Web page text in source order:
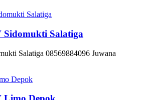
Sidomukti Salatiga
Salatiga 08569884096 Juwana